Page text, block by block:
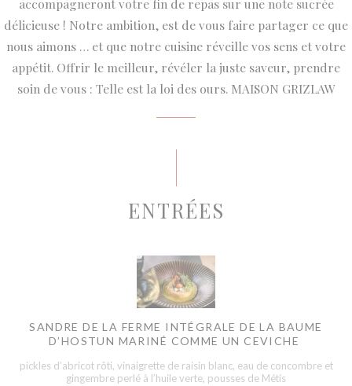
accompagneront votre fin de repas sur une note sucrée
délicieuse ! Notre ambition, est de vous faire partager ce que
nous aimons … et que notre cuisine réveille vos sens et votre
appétit. Offrir le meilleur, révéler la juste saveur, prendre
soin de vous : Telle est la loi des ours. MAISON GRIZLAW
ENTRÉES
SANDRE DE LA FERME INTÉGRALE DE LA BAUME
D’HOSTUN MARINÉ COMME UN CEVICHE
pickles d’abricot rôti, vinaigrette de raisin blanc, eau de concombre et
gingembre perlé à l’huile verte, pousses de Métis